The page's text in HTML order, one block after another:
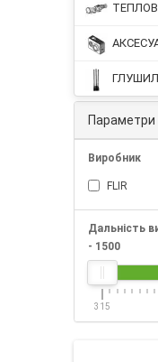
Параметри
Виробник
FLIR
Дальність
- 1500
315